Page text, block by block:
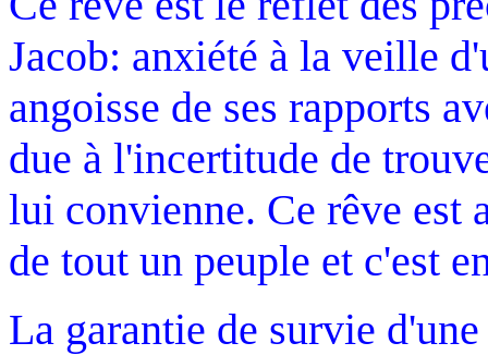
Jacob: anxiété à la veille
angoisse de ses rapports
due à l'incertitude de
lui convienne. Ce rêve est
de tout un peuple et c'est
La garantie de survie